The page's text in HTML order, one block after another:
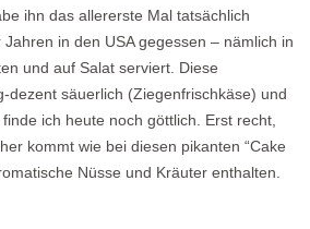
ihn das allererste Mal tatsächlich
in den USA gegessen – nämlich in
und auf Salat serviert. Diese
dezent säuerlich (Ziegenfrischkäse) und
ich heute noch göttlich. Erst recht,
kommt wie bei diesen pikanten “Cake
Nüsse und Kräuter enthalten.